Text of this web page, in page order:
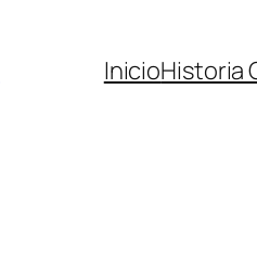
InicioHistoria